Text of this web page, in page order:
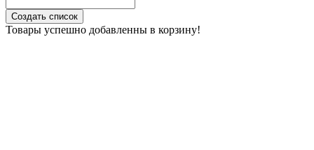
Создать список
Товары успешно добавленны в корзину!